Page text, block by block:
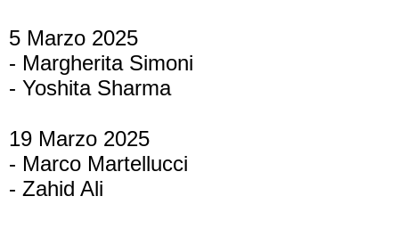
5 Marzo 2025
- Margherita Simoni
- Yoshita Sharma
19 Marzo 2025
- Marco Martellucci
- Zahid Ali